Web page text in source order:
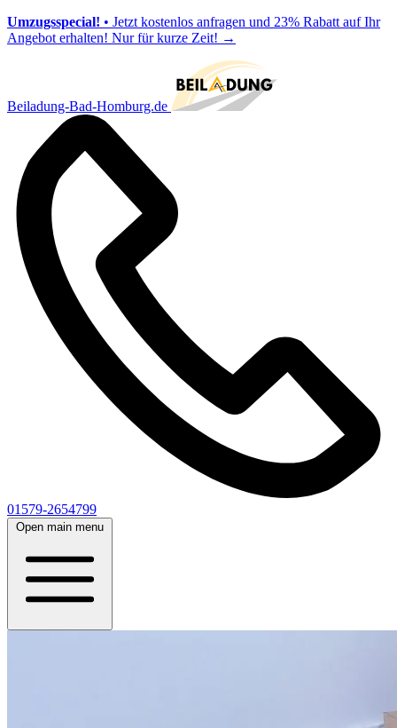
Umzugsspecial! • Jetzt kostenlos anfragen und 23% Rabatt auf Ihr
Angebot erhalten! Nur für kurze Zeit! →
Beiladung-Bad-Homburg.de
01579-2654799
Open main menu